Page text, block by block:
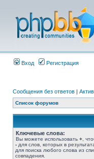
Вход Регистрация
Сообщения без ответов |
Список форумов
Ключевые слова:
Вы можете использовать + ,
- для слов, которых в
для поиска любого слова из
совпадения.